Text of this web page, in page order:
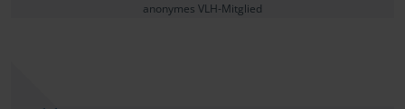
anonymes VLH-Mitglied